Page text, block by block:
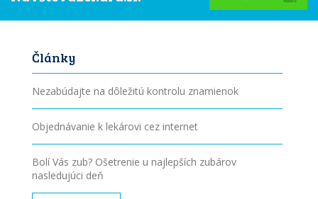
Články
Nezabúdajte na dôležitú kontrolu znamienok
Objednávanie k lekárovi cez internet
Bolí Vás zub? Ošetrenie u najlepších zubárov
nasledujúci deň